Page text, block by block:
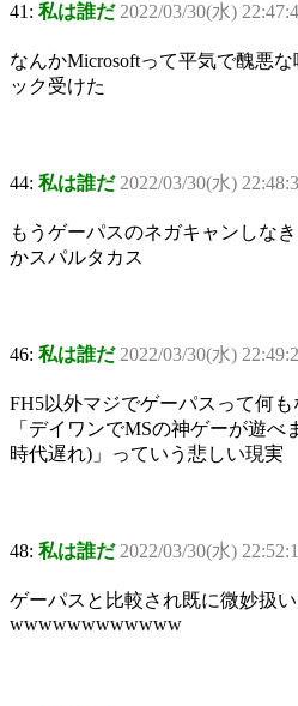
41: 私は誰だ 2022/03/30(水)
なんかMicrosoftって平気で醜悪
ック受けた
44: 私は誰だ 2022/03/30(水)
もうゲーパスのネガキャンしな
かスパルタカス
46: 私は誰だ 2022/03/30(水)
FH5以外マジでゲーパスって何も
「デイワンでMSの神ゲーが遊
時代遅れ)」っていう悲しい現実
48: 私は誰だ 2022/03/30(水)
ゲーパスと比較され既に微妙扱
wwwwwwwwwwww